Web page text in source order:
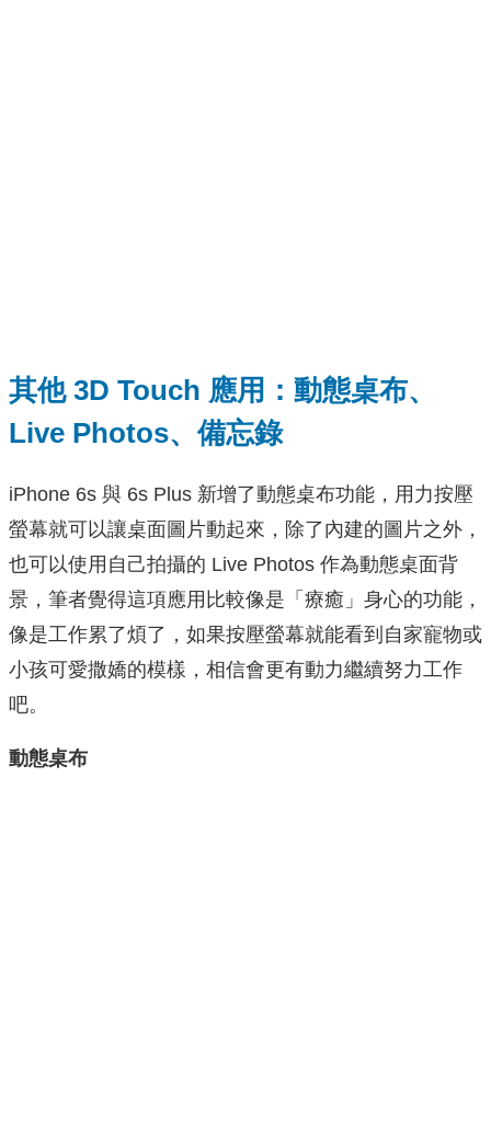
其他 3D Touch 應用：動態桌布、
Live Photos、備忘錄
iPhone 6s 與 6s Plus 新增了動態桌布功能，用力按壓
螢幕就可以讓桌面圖片動起來，除了內建的圖片之外，
也可以使用自己拍攝的 Live Photos 作為動態桌面背
景，筆者覺得這項應用比較像是「療癒」身心的功能，
像是工作累了煩了，如果按壓螢幕就能看到自家寵物或
小孩可愛撒嬌的模樣，相信會更有動力繼續努力工作
吧。
動態桌布